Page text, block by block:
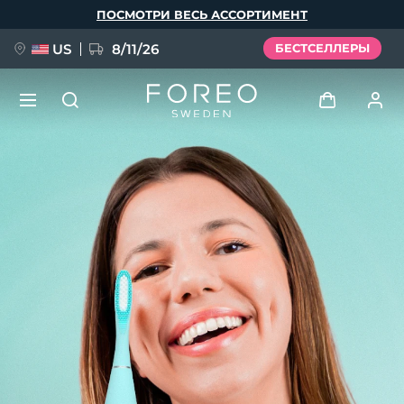
ПОСМОТРИ ВЕСЬ АССОРТИМЕНТ
US 8/11/26 БЕСТСЕЛЛЕРЫ
Профиль пользователя
Мои приборы
Мои заказы
Мои адреса
Мои подписки
FAQ™ Pure Beauty-Tech Elixir
BREAKING NEWS
issa™ Teeth Whitening Set
Deutsch
Español
Français
Italiano
Português
Svenska
Русский
简体中文 繁體中文